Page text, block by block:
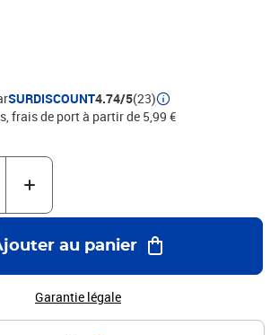
SURDISCOUNT4.74/5(23)
frais de port à partir de 5,99 €
au panier
Garantie légale